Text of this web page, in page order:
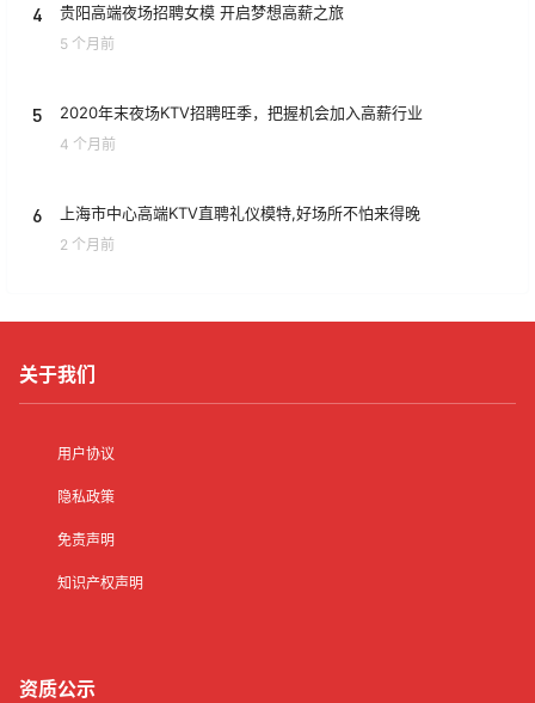
4 贵阳高端夜场招聘女模 开启梦想高薪之旅
5 个月前
5 2020年末夜场KTV招聘旺季，把握机会加入高薪行业
4 个月前
6 上海市中心高端KTV直聘礼仪模特,好场所不怕来得晚
2 个月前
关于我们
用户协议
隐私政策
免责声明
知识产权声明
资质公示